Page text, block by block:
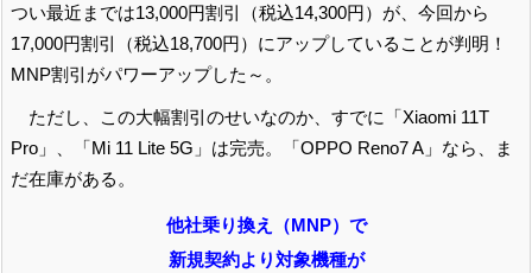
つい最近までは13,000円割引（税込14,300円）が、今回から
17,000円割引（税込18,700円）にアップしていることが判明！
MNP割引がパワーアップした～。
ただし、この大幅割引のせいなのか、すでに「Xiaomi 11T
Pro」、「Mi 11 Lite 5G」は完売。「OPPO Reno7 A」なら、ま
だ在庫がある。
他社乗り換え（MNP）で
新規契約より対象機種が